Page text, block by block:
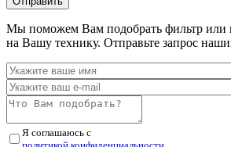
Мы поможем Вам подобрать фильтр или
на Вашу технику. Отправьте запрос
Я соглашаюсь с
политикой конфиденциальности.